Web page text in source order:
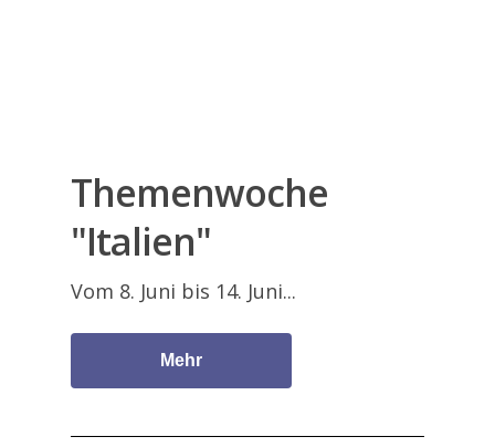
Themenwoche
"Italien"
Vom 8. Juni bis 14. Juni...
Mehr
Infrastruktur